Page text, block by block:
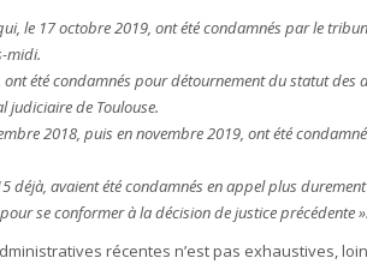
le 17 octobre 2019, ont été condamnés par le
midi.
été condamnés pour détournement du statut des
de Toulouse.
2018, puis en novembre 2019, ont été
déjà, avaient été condamnés en appel plus
se conformer à la décision de justice précédente ».
récentes n’est pas exhaustives,